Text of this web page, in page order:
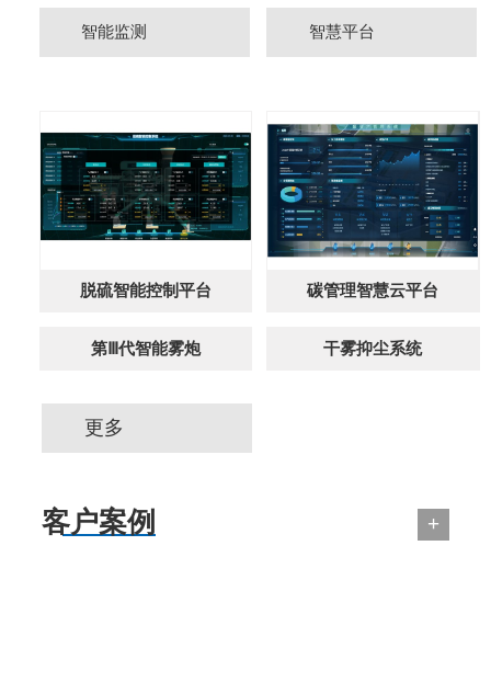
智能监测 智慧平台
脱硫智能控制平台 碳管理智慧云平台
第Ⅲ代智能雾炮 干雾抑尘系统
更多
客户案例 +